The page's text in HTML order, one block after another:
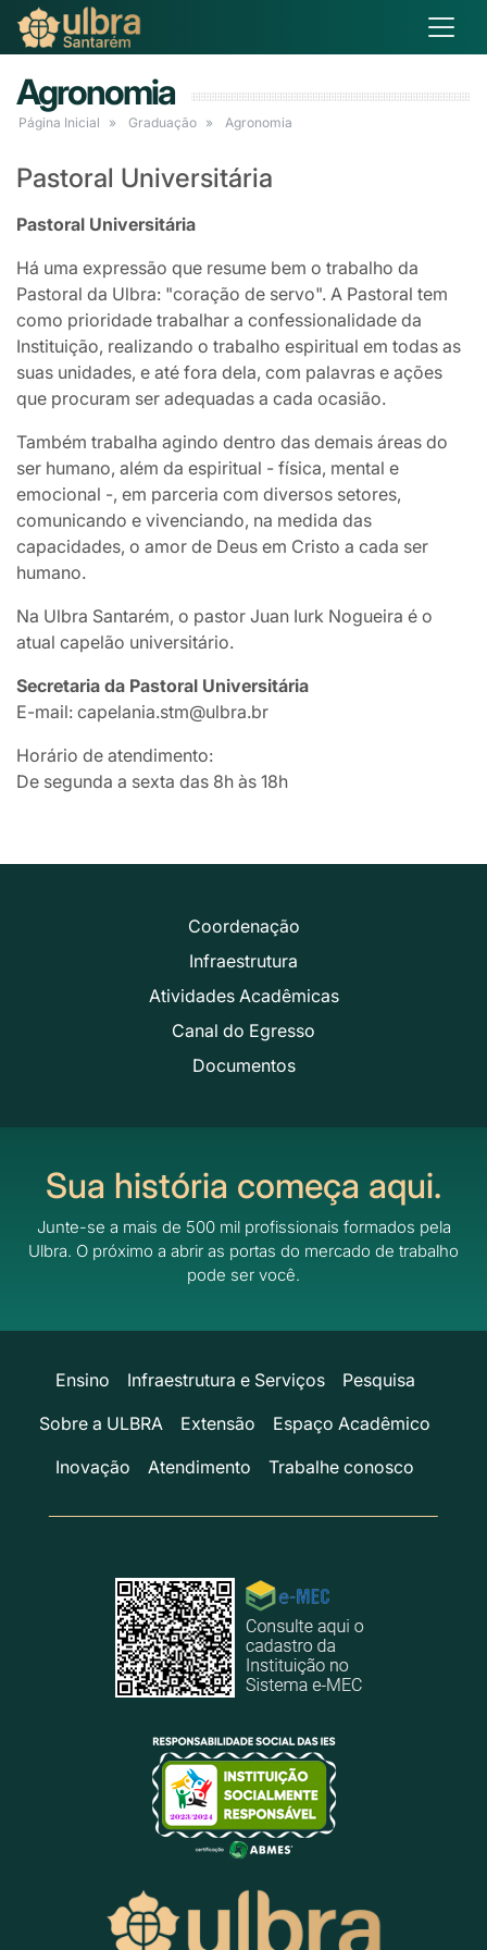
Agronomia
Página Inicial Graduação Agronomia
Pastoral Universitária
Pastoral Universitária
Há uma expressão que resume bem o trabalho da
Pastoral da Ulbra: "coração de servo". A Pastoral tem
como prioridade trabalhar a confessionalidade da
Instituição, realizando o trabalho espiritual em todas as
suas unidades, e até fora dela, com palavras e ações
que procuram ser adequadas a cada ocasião.
Também trabalha agindo dentro das demais áreas do
ser humano, além da espiritual - física, mental e
emocional -, em parceria com diversos setores,
comunicando e vivenciando, na medida das
capacidades, o amor de Deus em Cristo a cada ser
humano.
Na Ulbra Santarém, o pastor Juan Iurk Nogueira é o
atual capelão universitário.
Secretaria da Pastoral Universitária
E-mail: capelania.stm@ulbra.br
Horário de atendimento:
De segunda a sexta das 8h às 18h
Coordenação
Infraestrutura
Atividades Acadêmicas
Canal do Egresso
Documentos
Sua história começa aqui.
Junte-se a mais de 500 mil profissionais formados pela
Ulbra. O próximo a abrir as portas do mercado de trabalho
pode ser você.
Ensino Infraestrutura e Serviços
Pesquisa
Sobre a ULBRA
Extensão
Espaço Acadêmico
Inovação
Atendimento Trabalhe conosco